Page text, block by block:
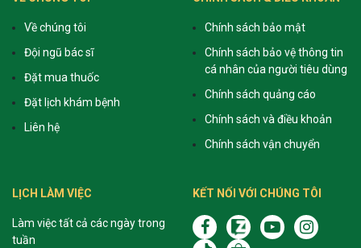
Về chúng tôi
Đội ngũ bác sĩ
Đặt mua thuốc
Đặt lịch khám bệnh
Liên hệ
Chính sách bảo mật
Chính sách bảo vệ thông tin
cá nhân của người tiêu dùng
Chính sách quảng cáo
Chính sách và điều khoản
Chính sách vận chuyển
LỊCH LÀM VIỆC
Làm việc tất cả các ngày trong
tuần
KẾT NỐI VỚI CHÚNG TÔI